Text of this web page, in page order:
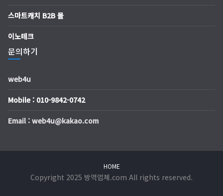
스마트캐치 B2B 몰
이노테크
문의하기
web4u
Mobile : 010-9842-0742
Email : web4u@kakao.com
HOME
Copyright 2025 방역업체.com All rights reserved.